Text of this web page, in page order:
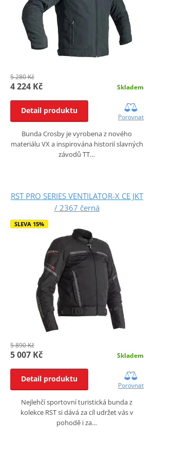
5 280 Kč
4 224 Kč Skladem
Detail produktu
Porovnat
Bunda Crosby je vyrobena z nového
materiálu VX a inspirována historií slavných
závodů TT…
RST PRO SERIES VENTILATOR-X CE JKT
/ 2367 černá
SLEVA 15%
5 890 Kč
5 007 Kč Skladem
Detail produktu
Porovnat
Nejlehčí sportovní turistická bunda z
kolekce RST si dává za cíl udržet vás v
pohodě i za…